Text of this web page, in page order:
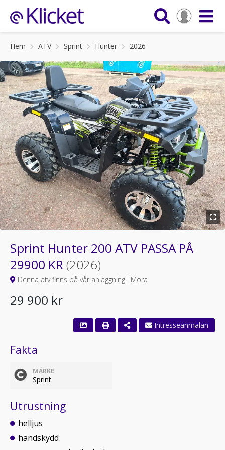
Hem ATV Sprint Hunter 2026
Sprint Hunter 200 ATV PASSA PÅ
29900 KR (2026)
Denna atv finns på vår anläggning i Mora
29 900 kr
Fakta
MÄRKE
Sprint
Utrustning
helljus
handskydd